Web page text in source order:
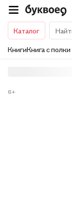
Каталог
КнигиКнига с полки
6+